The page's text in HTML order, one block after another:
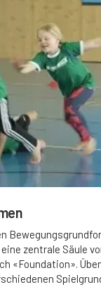
zentrale Säule
«Foundation».